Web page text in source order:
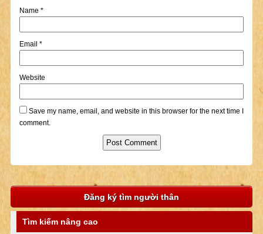
Name *
Email *
Website
Save my name, email, and website in this browser for the next time I
comment.
Đăng ký tìm người thân
Tìm kiếm nâng cao